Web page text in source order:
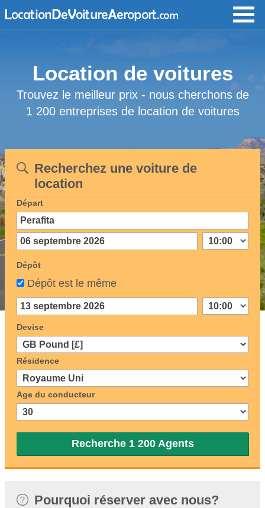
Location de voitures
Trouvez le meilleur prix - nous cherchons de
1 200 entreprises de location de voitures
Recherchez une voiture de
location
Départ
Dépôt
Dépôt est le même
Devise
Résidence
Age du conducteur
Recherche 1 200 Agents
Pourquoi réserver avec nous?